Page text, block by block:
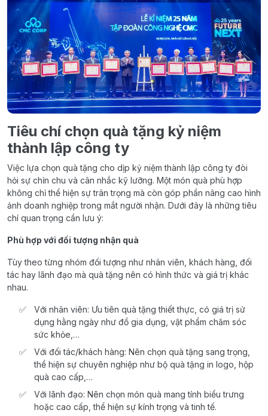
Tiêu chí chọn quà tặng kỷ niệm
thành lập công ty
Việc lựa chọn quà tặng cho dịp kỷ niệm thành lập công ty đòi
hỏi sự chỉn chu và cân nhắc kỹ lưỡng. Một món quà phù hợp
không chỉ thể hiện sự trân trọng mà còn góp phần nâng cao hình
ảnh doanh nghiệp trong mắt người nhận. Dưới đây là những tiêu
chí quan trọng cần lưu ý:
Phù hợp với đối tượng nhận quà
Tùy theo từng nhóm đối tượng như nhân viên, khách hàng, đối
tác hay lãnh đạo mà quà tặng nên có hình thức và giá trị khác
nhau.
Với nhân viên: Ưu tiên quà tặng thiết thực, có giá trị sử
dụng hằng ngày như đồ gia dụng, vật phẩm chăm sóc
sức khỏe,…
Với đối tác/khách hàng: Nên chọn quà tặng sang trọng,
thể hiện sự chuyên nghiệp như bộ quà tặng in logo, hộp
quà cao cấp,…
Với lãnh đạo: Nên chọn món quà mang tính biểu trưng
hoặc cao cấp, thể hiện sự kính trọng và tinh tế.